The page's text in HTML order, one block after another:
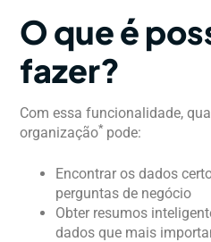
O que é
fazer?
Com essa funcionalidade,
organização* pode:
Encontrar os dados
perguntas de negócio
Obter resumos
dados que mais